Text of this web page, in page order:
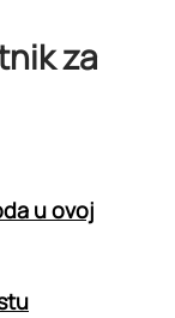
za
u ovoj